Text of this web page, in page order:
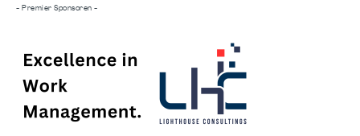
- Premier Sponsoren -